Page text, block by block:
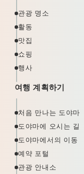
관광 명소
활동
맛집
쇼핑
행사
여행 계획하기
처음 만나는 도야마
도야마에 오시는 길
도야마에서의 이동
예약 포털
관광 안내소